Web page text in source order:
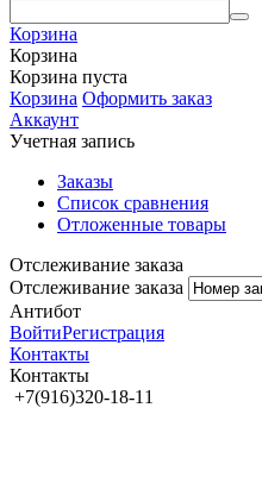
Корзина
Корзина
Корзина пуста
Корзина Оформить заказ
Аккаунт
Учетная запись
Заказы
Список сравнения
Отложенные товары
Отслеживание заказа
Отслеживание заказа
Антибот
ВойтиРегистрация
Контакты
Контакты
+7(916)320-18-11